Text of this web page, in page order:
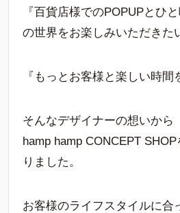
『百貨店様でのPOPUPとひ
の世界をお楽しみいただきた
『もっとお客様と楽しい時間
そんなデザイナーの想いから
hamp hamp CONCEPT
りました。
お客様のライフスタイルに合